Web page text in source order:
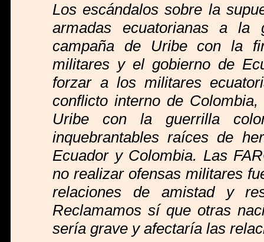
Los escándalos sobre la
armadas ecuatorianas a la
campaña de Uribe con la
militares y el gobierno de
forzar a los militares
conflicto interno de
Uribe con la guerrilla
inquebrantables raíces de
Ecuador y Colombia. Las
no realizar ofensas militares
relaciones de amistad y
Reclamamos sí que otras
sería grave y afectaría las